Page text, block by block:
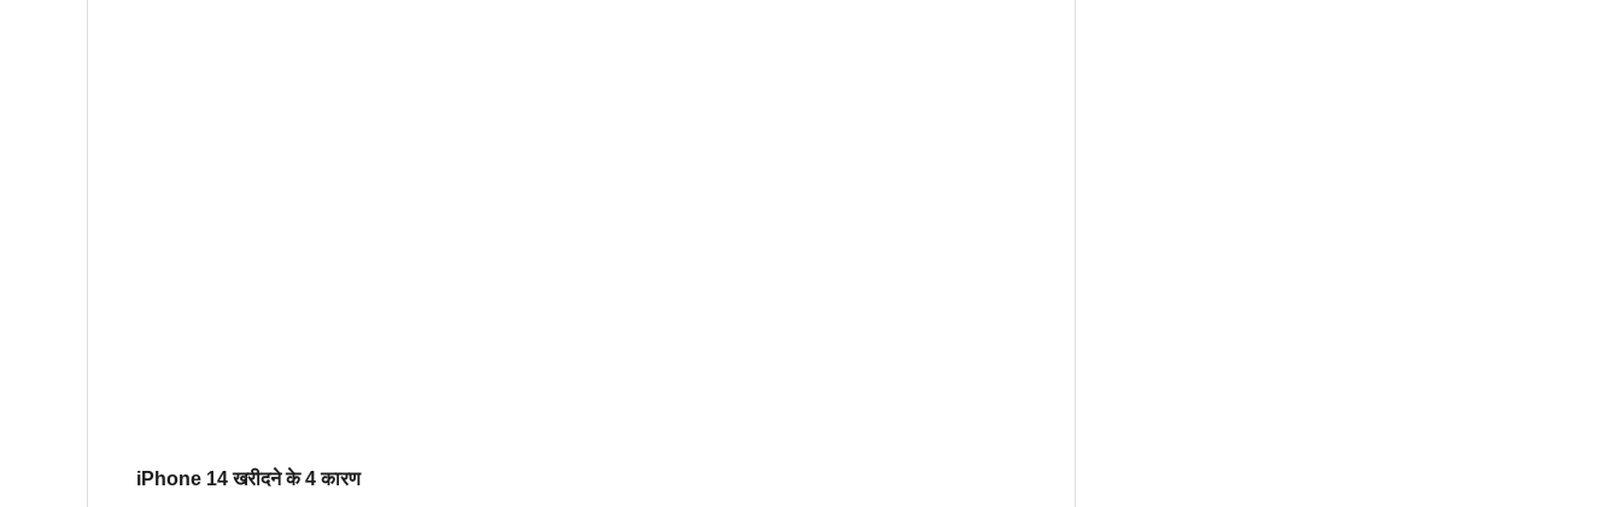
iPhone 14 खरीदने के 4 कारण